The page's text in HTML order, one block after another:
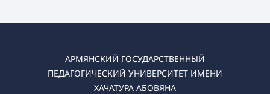
АРМЯНСКИЙ ГОСУДАРСТВЕННЫЙ
ПЕДАГОГИЧЕСКИЙ УНИВЕРСИТЕТ ИМЕНИ
ХАЧАТУРА АБОВЯНА